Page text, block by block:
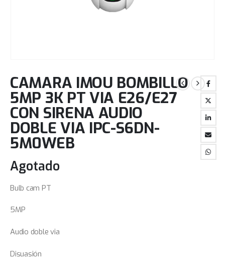
CAMARA IMOU BOMBILLO
5MP 3K PT VIA E26/E27
CON SIRENA AUDIO
DOBLE VIA IPC-S6DN-
5M0WEB
Agotado
Bulb cam PT
5MP
Audio doble via
Disuasión